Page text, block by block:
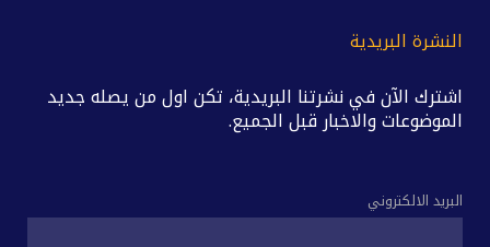
النشرة البريدية
اشترك الآن في نشرتنا البريدية، تكن اول من يصله جديد
الموضوعات والاخبار قبل الجميع.
البريد الالكتروني